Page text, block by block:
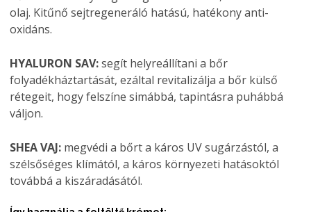
olaj. Kitűnő sejtregeneráló hatású, hatékony anti-
oxidáns.
HYALURON SAV:segít helyreállítani a bőr
folyadékháztartását, ezáltal revitalizálja a bőr külső
rétegeit, hogy felszíne simábbá, tapintásra puhábbá
váljon.
SHEA VAJ: megvédi a bőrt a káros UV sugárzástól, a
szélsőséges klímától, a káros környezeti hatásoktól
továbbá a kiszáradásától.